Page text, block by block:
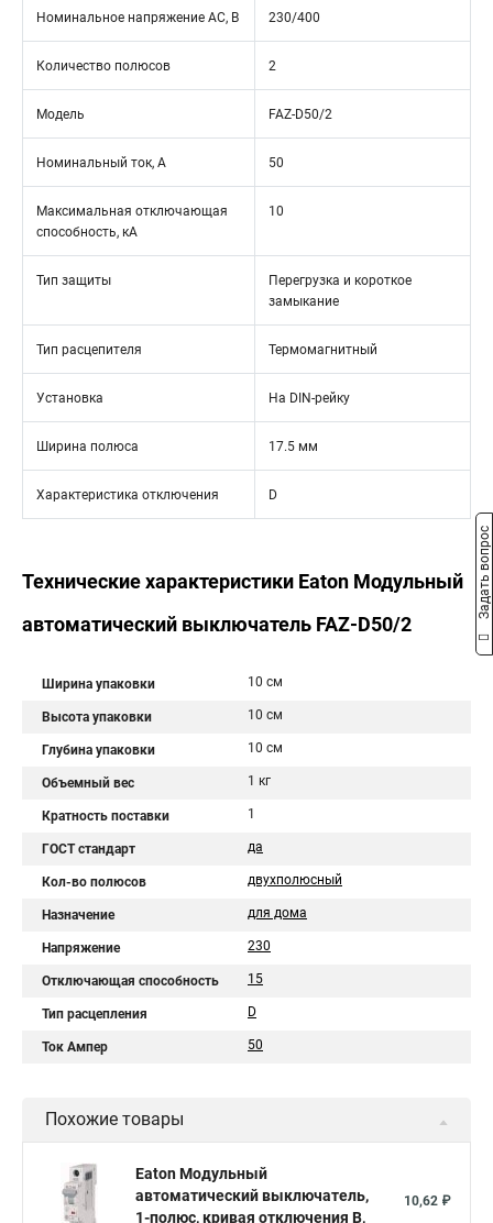
Номинальное напряжение АС, В 230/400
Количество полюсов 2
Модель FAZ-D50/2
Номинальный ток, А 50
Максимальная отключающая
способность, кА
10
Тип защиты
Перегрузка и короткое
замыкание
Тип расцепителя Термомагнитный
Установка На DIN-рейку
Ширина полюса 17.5 мм
Характеристика отключения D
Технические характеристики Eaton Модульный
автоматический выключатель FAZ-D50/2
Ширина упаковки 10 см
Высота упаковки 10 см
Глубина упаковки 10 см
Объемный вес 1 кг
Кратность поставки 1
ГОСТ стандарт да
Кол-во полюсов двухполюсный
Назначение для дома
Напряжение 230
Отключающая способность 15
Тип расцепления D
Ток Ампер 50
Похожие товары
Eaton Модульный
автоматический выключатель,
1-полюс, кривая отключения B,
10,62 ₽
Задать вопрос